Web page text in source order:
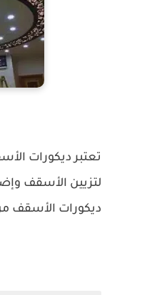
تعتبر ديكورات
لتزيين الأسقف
ديكورات الأسقف